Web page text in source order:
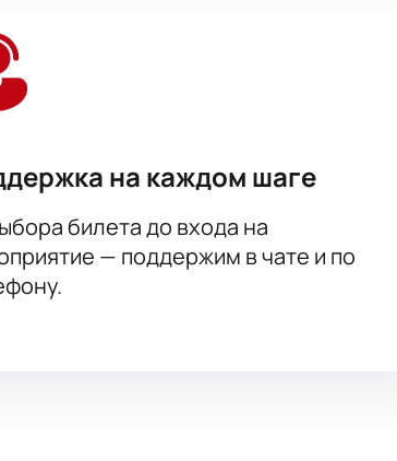
на каждом шаге
билета до входа на
— поддержим в чате и по